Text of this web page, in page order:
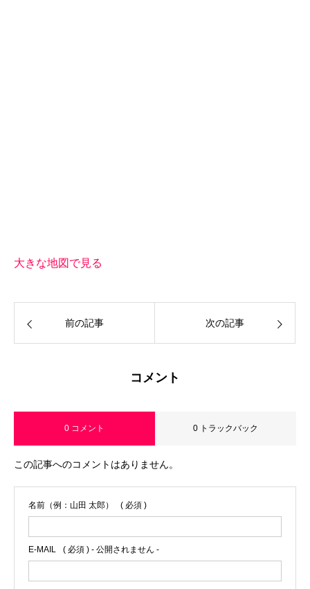
大きな地図で見る
前の記事 次の記事
コメント
0 コメント 0 トラックバック
この記事へのコメントはありません。
名前（例：山田 太郎） ( 必須 )
E-MAIL ( 必須 ) - 公開されません -